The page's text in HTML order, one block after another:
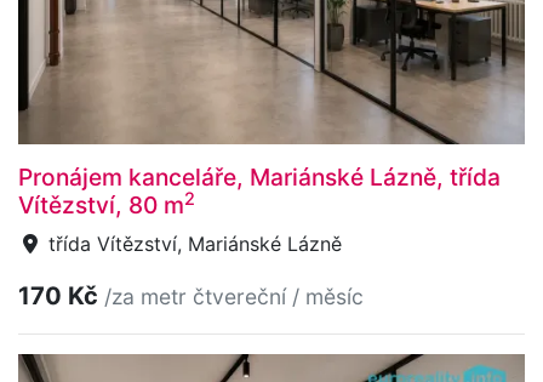
Pronájem kanceláře, Mariánské Lázně, třída
Vítězství, 80 m2
třída Vítězství, Mariánské Lázně
170 Kč /za metr čtvereční / měsíc